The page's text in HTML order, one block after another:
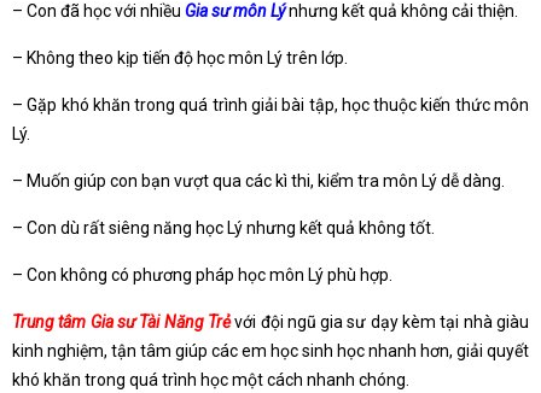
– Con đã học với nhiều Gia sư môn Lýnhưng kết quả không cải thiện.
– Không theo kịp tiến độ học môn Lý trên lớp.
– Gặp khó khăn trong quá trình giải bài tập, học thuộc kiến thức môn
Lý.
– Muốn giúp con bạn vượt qua các kì thi, kiểm tra môn Lý dễ dàng.
– Con dù rất siêng năng học Lý nhưng kết quả không tốt.
– Con không có phương pháp học môn Lý phù hợp.
Trung tâm Gia sư Tài Năng Trẻ với đội ngũ gia sư dạy kèm tại nhà giàu
kinh nghiệm, tận tâm giúp các em học sinh học nhanh hơn, giải quyết
khó khăn trong quá trình học một cách nhanh chóng.